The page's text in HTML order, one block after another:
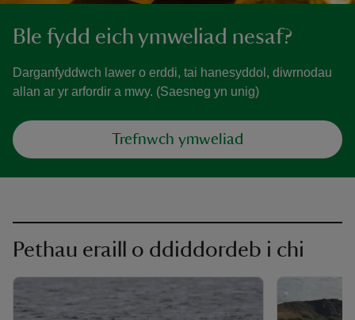
Ble fydd eich ymweliad nesaf?
Darganfyddwch lawer o erddi, tai hanesyddol, diwrnodau
allan ar yr arfordir a mwy. (Saesneg yn unig)
Trefnwch ymweliad
Pethau eraill o ddiddordeb i chi